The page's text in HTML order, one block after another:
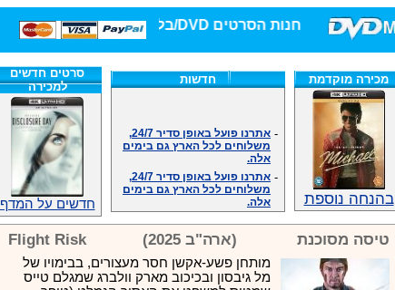
חנות הסרטים DVD/בלו-ריי/3D הגדולה ביותר!
מכירה מוקדמת
בהנחה נוספת
חדשות
משלוחים לכל הארץ גם בימים
אלה.
משלוחים לכל הארץ גם בימים
אלה.
אנחנו כאן לכול שאלה וזמינים
.האתר לרשותכם פעיל 24/7
מענה טלפוני: 09-7652392
צוות דיוידי מאסטר ישיר.
זמינים במייל ובטלפון. האתר
סרטים חדשים
למכירה
חדשים על המדף
טיסה מסוכנת (ארה"ב 2025) Flight Risk
מותחן פשע-אקשן חסר מעצורים, בבימויו של
מל גיבסון ובכיכוב מארק וולברג שמגלם טייס